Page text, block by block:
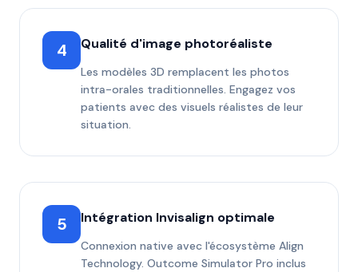
4 Qualité d'image photoréaliste
Les modèles 3D remplacent les photos
intra-orales traditionnelles. Engagez vos
patients avec des visuels réalistes de leur
situation.
5 Intégration Invisalign optimale
Connexion native avec l'écosystème Align
Technology. Outcome Simulator Pro inclus